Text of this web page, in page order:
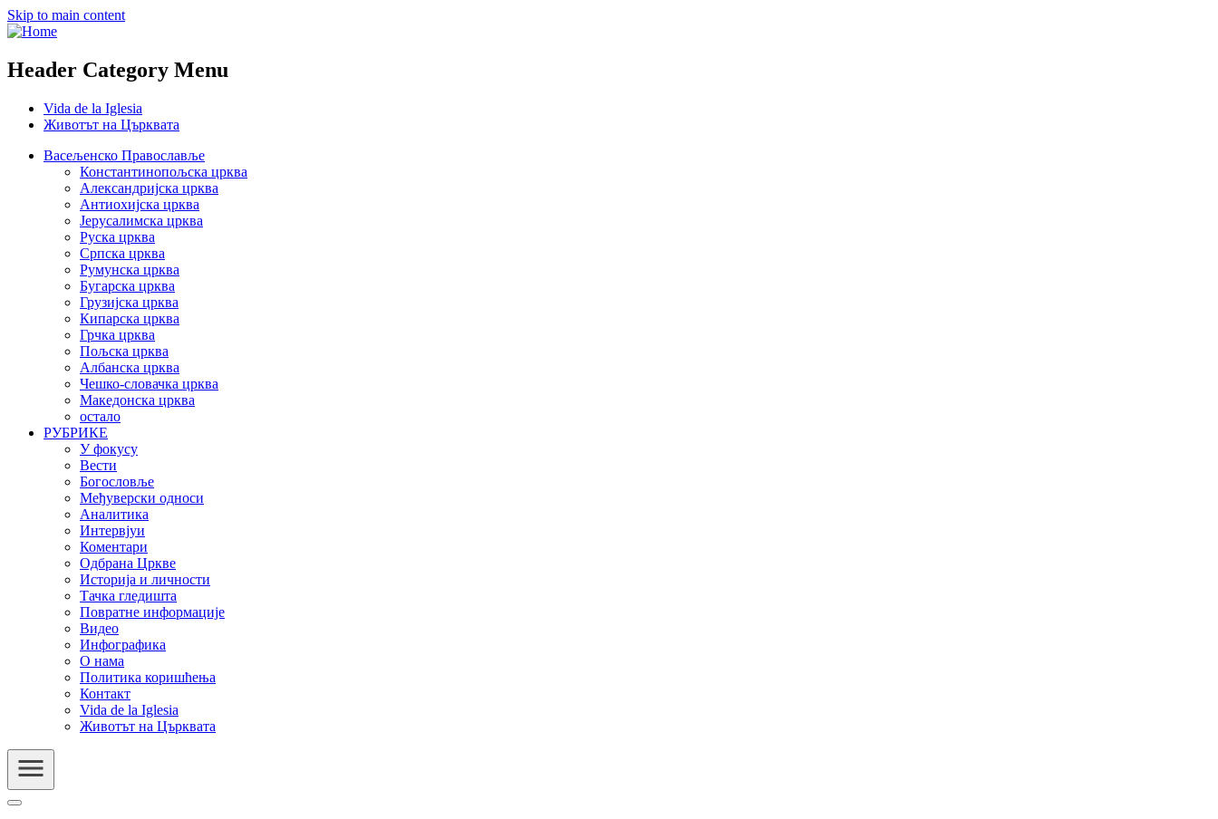
Skip to main content
Header Category Menu
Vida de la Iglesia
Животът на Църквата
Васељенско Православље
Константинопољска црква
Александријска црква
Антиохијска црква
Јерусалимска црква
Руска црква
Српска црква
Румунска црква
Бугарска црква
Грузијска црква
Кипарска црква
Грчка црква
Пољска црква
Албанска црква
Чешко-словачка црква
Македонска црква
остало
РУБРИКЕ
У фокусу
Вести
Богословље
Међуверски односи
Аналитика
Интервјуи
Коментари
Одбрана Цркве
Историја и личности
Тачка гледишта
Повратне информације
Видео
Инфографика
О нама
Политика коришћења
Контакт
Vida de la Iglesia
Животът на Църквата